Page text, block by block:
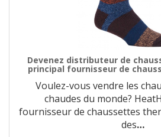
Devenez distributeur de
principal fournisseur de
Voulez-vous vendre les
chaudes du monde?
fournisseur de chaussettes
des…